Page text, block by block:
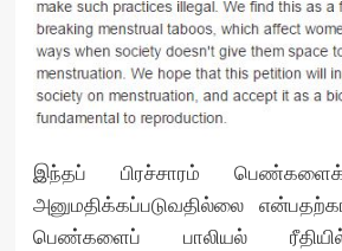
இந்தப் பிரச்சாரம்
அனுமதிக்கப்படுவதில்லை
பெண்களைப் பாலியல் ரீதியில்